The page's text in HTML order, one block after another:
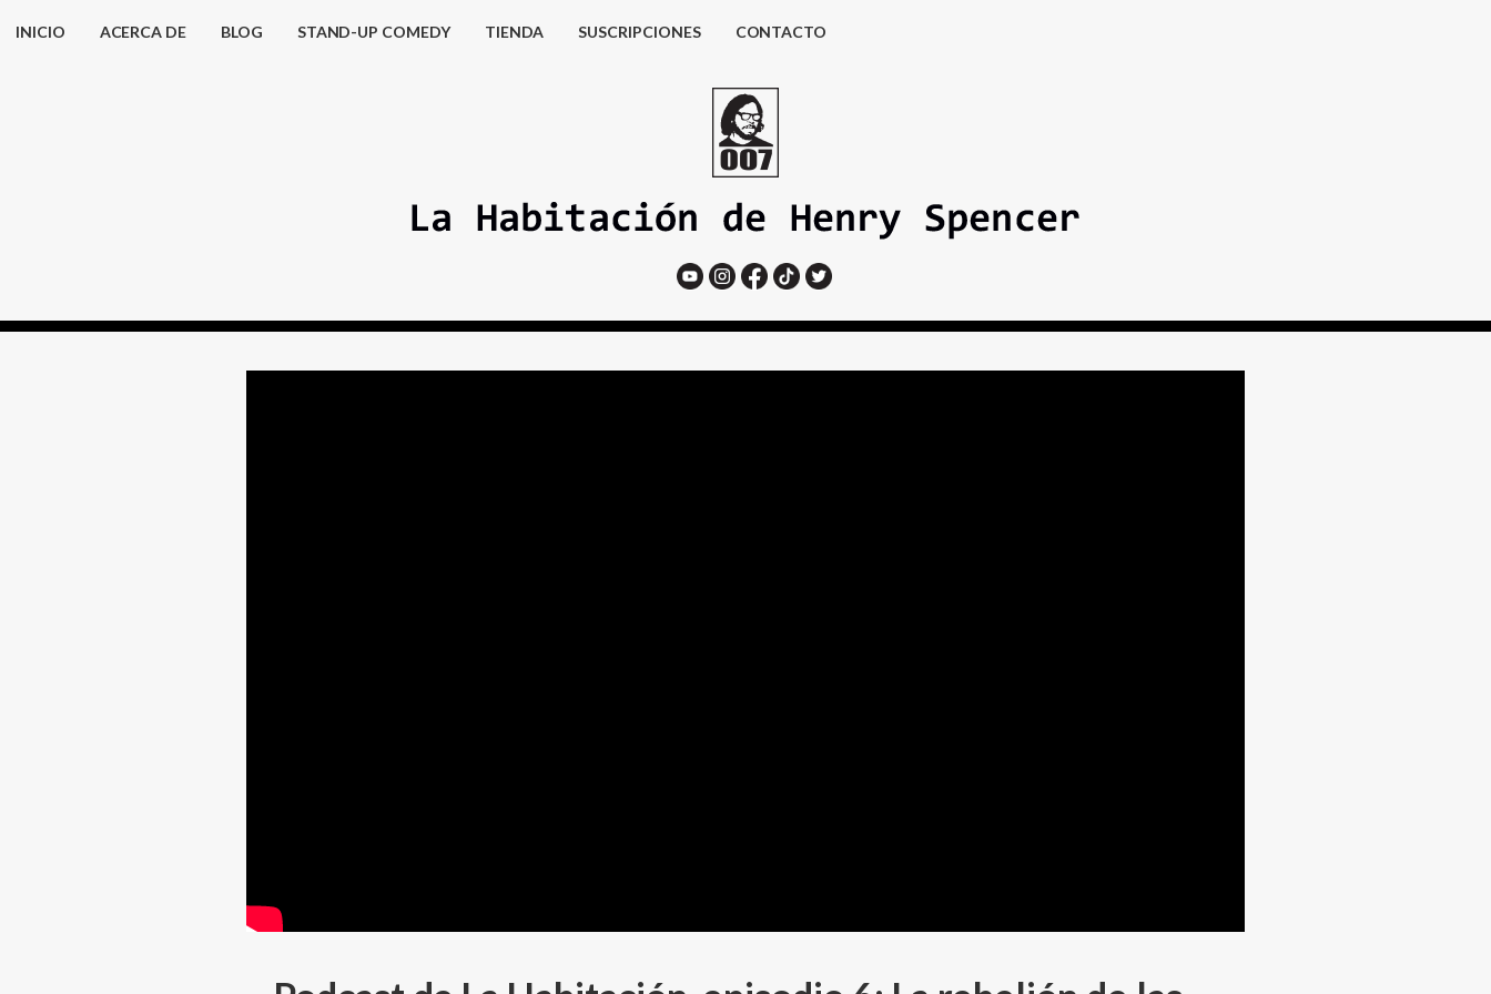
INICIO ACERCA DE BLOG STAND-UP COMEDY TIENDA SUSCRIPCIONES CONTACTO